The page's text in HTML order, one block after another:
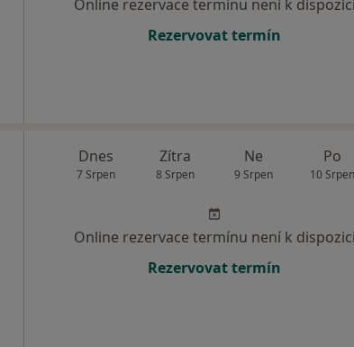
Online rezervace termínu není k dispozici
Rezervovat termín
Dnes
7 Srpen
Zítra
8 Srpen
Ne
9 Srpen
Po
10 Srpen
Online rezervace termínu není k dispozici
Rezervovat termín